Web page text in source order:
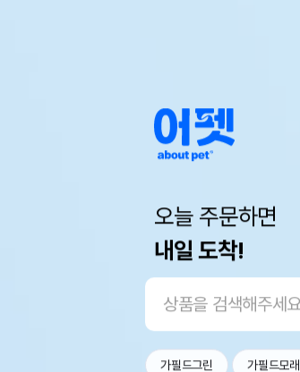
오늘 주문하면
내일 도착!
가필드그린 가필드모래